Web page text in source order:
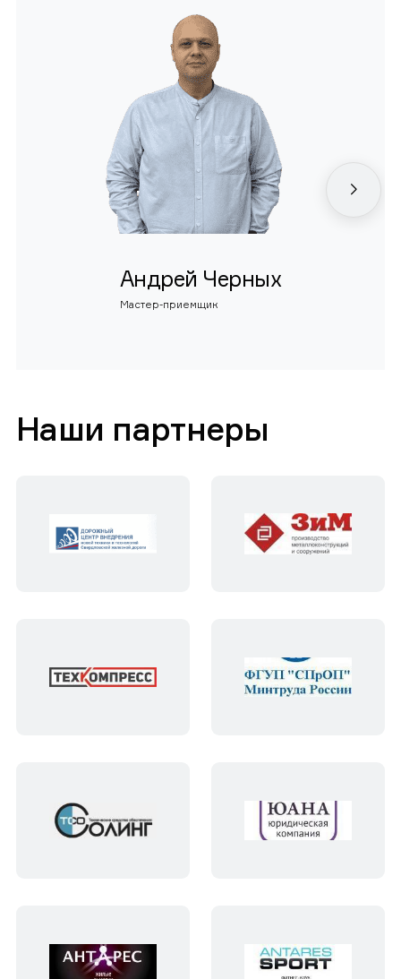
Андрей Черных
Мастер-приемщик
Наши партнеры